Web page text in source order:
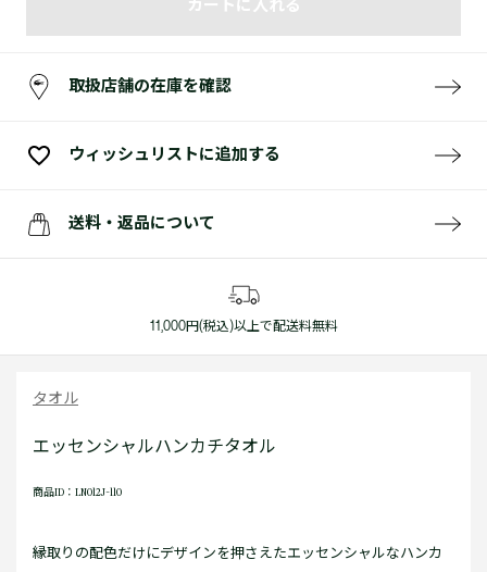
カートに入れる
取扱店舗の在庫を確認
ウィッシュリストに追加する
送料・返品について
11,000円(税込)以上で配送料無料
タオル
エッセンシャルハンカチタオル
商品ID：LN012J-110
縁取りの配色だけにデザインを押さえたエッセンシャルなハンカ